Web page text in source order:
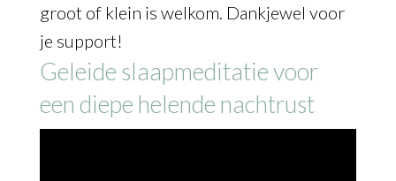
groot of klein is welkom. Dankjewel voor
je support!
Geleide slaapmeditatie voor
een diepe helende nachtrust